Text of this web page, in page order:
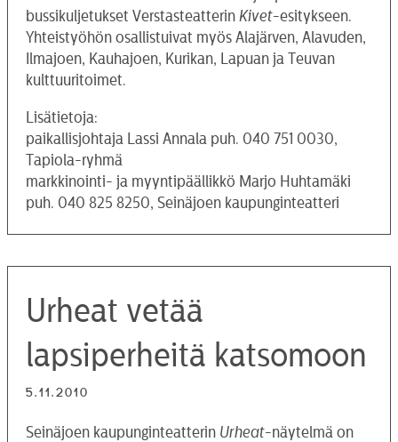
bussikuljetukset Verstasteatterin Kivet-esitykseen.
Yhteistyöhön osallistuivat myös Alajärven, Alavuden,
Ilmajoen, Kauhajoen, Kurikan, Lapuan ja Teuvan
kulttuuritoimet.
Lisätietoja:
paikallisjohtaja Lassi Annala puh. 040 751 0030,
Tapiola-ryhmä
markkinointi- ja myyntipäällikkö Marjo Huhtamäki
puh. 040 825 8250, Seinäjoen kaupunginteatteri
Urheat vetää
lapsiperheitä katsomoon
5.11.2010
Seinäjoen kaupunginteatterin Urheat-näytelmä on